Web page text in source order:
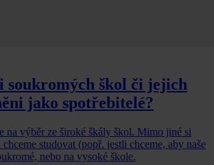
soukromých škol či jejich
jako spotřebitelé?
na výběr ze široké škály škol. Mimo jiné si
studovat (popř. jestli chceme, aby naše
nebo na vysoké škole.